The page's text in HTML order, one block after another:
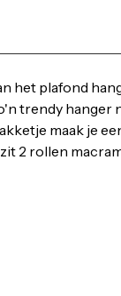
het plafond
trendy hanger
maak je
2 rollen
jij plantjes in de